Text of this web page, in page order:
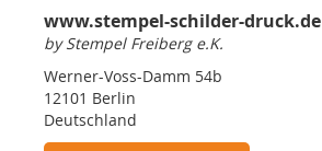
www.stempel-schilder-druck.de
by Stempel Freiberg e.K.
Werner-Voss-Damm 54b
12101 Berlin
Deutschland